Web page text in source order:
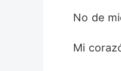
No de
Mi